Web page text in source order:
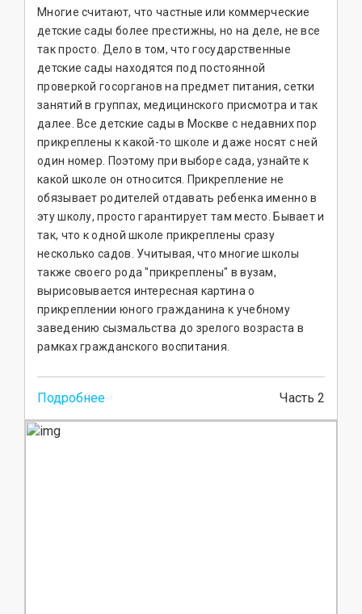
Многие считают, что частные или коммерческие
детские сады более престижны, но на деле, не все
так просто. Дело в том, что государственные
детские сады находятся под постоянной
проверкой госорганов на предмет питания, сетки
занятий в группах, медицинского присмотра и так
далее. Все детские сады в Москве с недавних пор
прикреплены к какой-то школе и даже носят с ней
один номер. Поэтому при выборе сада, узнайте к
какой школе он относится. Прикрепление не
обязывает родителей отдавать ребенка именно в
эту школу, просто гарантирует там место. Бывает и
так, что к одной школе прикреплены сразу
несколько садов. Учитывая, что многие школы
также своего рода "прикреплены" в вузам,
вырисовывается интересная картина о
прикреплении юного гражданина к учебному
заведению сызмальства до зрелого возраста в
рамках гражданского воспитания.
Подробнее Часть 2